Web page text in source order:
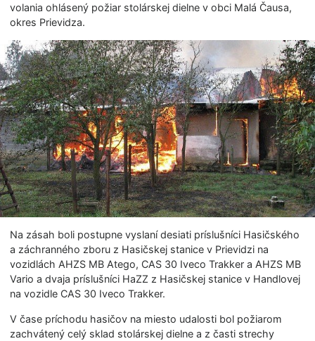
volania ohlásený požiar stolárskej dielne v obci Malá Čausa,
okres Prievidza.
Na zásah boli postupne vyslaní desiati príslušníci Hasičského
a záchranného zboru z Hasičskej stanice v Prievidzi na
vozidlách AHZS MB Atego, CAS 30 Iveco Trakker a AHZS MB
Vario a dvaja príslušníci HaZZ z Hasičskej stanice v Handlovej
na vozidle CAS 30 Iveco Trakker.
V čase príchodu hasičov na miesto udalosti bol požiarom
zachvátený celý sklad stolárskej dielne a z časti strechy